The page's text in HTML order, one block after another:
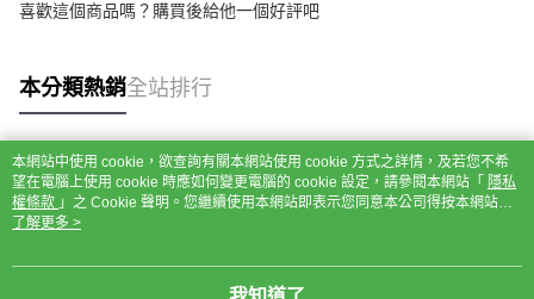
喜歡這個商品嗎？購買後給他一個好評吧
本分類熱銷全站排行
熱門標籤
本網站中使用 cookie，欲查詢有關本網站使用 cookie 方式之詳情，及若您不希
望在電腦上使用 cookie 時應如何變更電腦的 cookie 設定，請參閱本網站「 隱私
權條款 」之 Cookie 聲明。您繼續使用本網站即表示您同意本公司得按本網站使
用條款之 Cookie 聲明使用 cookie。
了解更多 >